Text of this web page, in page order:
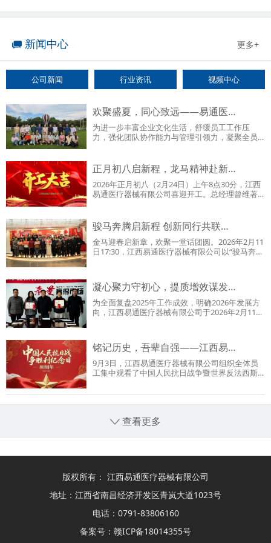
新闻中心 更多+
公司新闻 行业资讯 视频中心
欢聚盛夏，同心致远——易通医…
为进一步丰富企业文化生活，舒缓员工工作压
力，强化团队协作能力与管理引领力，凝聚全员
正月初八启新程，龙马精神赴新…
2026年正月初八（2月24日）上午8点30分，江西
易通医疗器械有限公司喜迎开工。总经理曾维著
骏马奔腾启新程 创新同行共联…
金马迎春启新章，欢聚一堂话团圆。2026年2月11
日17:30，江西易通医疗器械有限公司以“骏马奔
凝心聚力守初心，提质增效谋发…
为全面复盘2025年工作成效，明确2026年发展方
向，江西易通医疗器械有限公司于2026年2月11日
铭记历史，吾辈自强——江西易…
9月3日，江西易通医疗器械有限公司组织全体员
工集中观看了中国人民抗日战争暨世界反法西斯
查看更多
版权所有： 江西易通医疗器械有限公司
地址：江西省南昌经济开发区青岚大道1023号
电话：0791-83806160
备案号： 赣ICP备18014355号